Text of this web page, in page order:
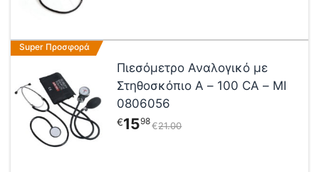
Super Προσφορά
Πιεσόμετρο Αναλογικό με
Στηθοσκόπιο Α – 100 CA – MI
0806056
21 00
€
1598
€